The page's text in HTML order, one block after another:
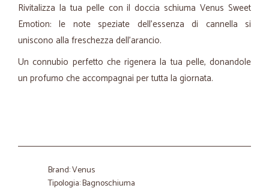
Rivitalizza la tua pelle con il doccia schiuma Venus Sweet
Emotion: le note speziate dell'essenza di cannella si
uniscono alla freschezza dell'arancio.
Un connubio perfetto che rigenera la tua pelle, donandole
un profumo che accompagnai per tutta la giornata.
Brand: Venus
Tipologia: Bagnoschiuma